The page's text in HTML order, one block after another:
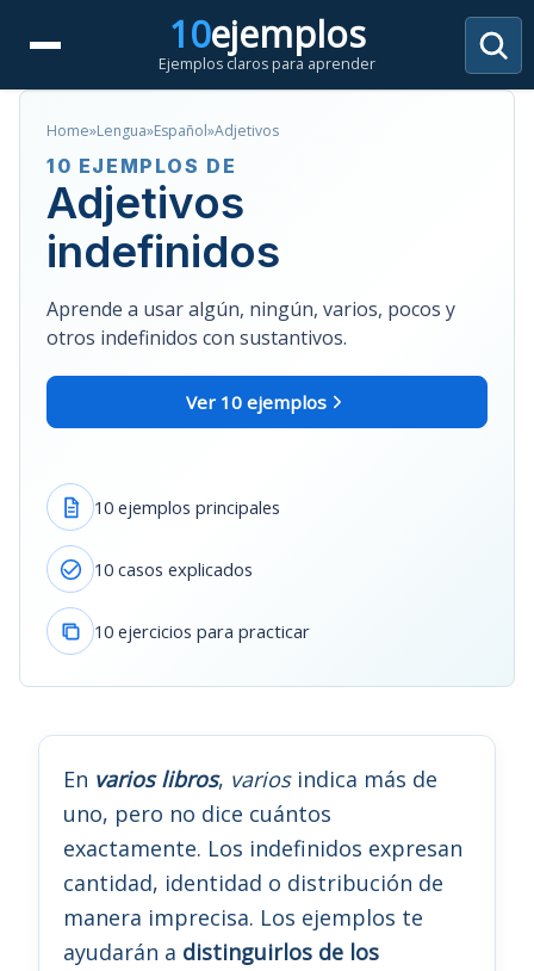
contenido
10ejemplos
Ejemplos claros para aprender
Home»Lengua»Español»Adjetivos
10 EJEMPLOS DE
Adjetivos
indefinidos
Aprende a usar algún, ningún, varios, pocos y
otros indefinidos con sustantivos.
Ver 10 ejemplos
10 ejemplos principales
10 casos explicados
10 ejercicios para practicar
En varios libros, variosindica más de
uno, pero no dice cuántos
exactamente. Los indefinidos expresan
cantidad, identidad o distribución de
manera imprecisa. Los ejemplos te
ayudarán a distinguirlos de los